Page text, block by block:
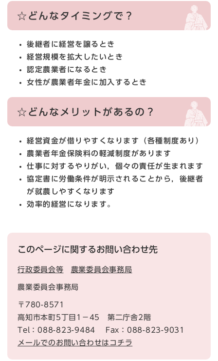
☆どんなタイミングで？
後継者に経営を譲るとき
経営規模を拡大したいとき
認定農業者になるとき
女性が農業者年金に加入するとき
☆どんなメリットがあるの？
経営資金が借りやすくなります（各種制度あり）
農業者年金保険料の軽減制度があります
仕事に対するやりがい，個々の責任が生まれます
協定書に労働条件が明示されることから，後継者
が就農しやすくなります
効率的経営になります。
このページに関するお問い合わせ先
行政委員会等 農業委員会事務局
農業委員会事務局
〒780-8571
高知市本町5丁目1－45 第二庁舎2階
Tel：088-823-9484
Fax：088-823-9031
メールでのお問い合わせはコチラ